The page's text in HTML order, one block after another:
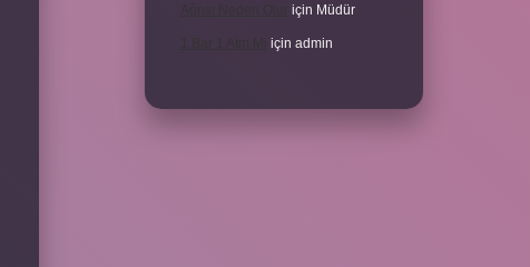
için Müdür
için admin